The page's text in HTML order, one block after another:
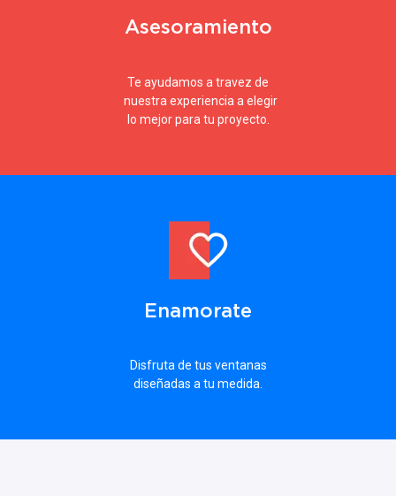
Asesoramiento
Te ayudamos a travez de
nuestra experiencia a elegir
lo mejor para tu proyecto.
Enamorate
Disfruta de tus ventanas
diseñadas a tu medida.